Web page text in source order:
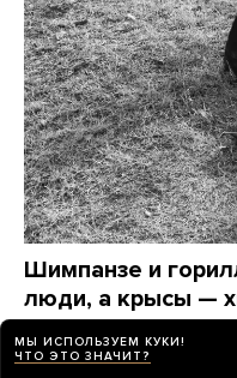
Шимпанзе и
люди, а крысы —
Но только человек
А что еще наука знает
МЫ ИСПОЛЬЗУЕМ КУКИ!
ЧТО ЭТО ЗНАЧИТ?